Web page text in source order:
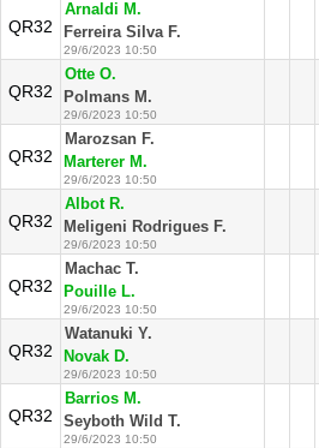
QR32
Arnaldi M.
Ferreira Silva F.
29/6/2023 10:50
QR32
Otte O.
Polmans M.
29/6/2023 10:50
QR32
Marozsan F.
Marterer M.
29/6/2023 10:50
QR32
Albot R.
Meligeni Rodrigues F.
29/6/2023 10:50
QR32
Machac T.
Pouille L.
29/6/2023 10:50
QR32
Watanuki Y.
Novak D.
29/6/2023 10:50
QR32
Barrios M.
Seyboth Wild T.
29/6/2023 10:50